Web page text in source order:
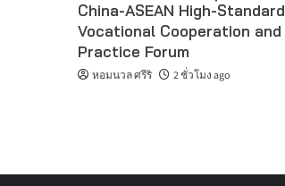
China-ASEAN High-Standard
Vocational Cooperation and
Practice Forum
หอมนวล ศรีริ 2 ชั่วโมง ago